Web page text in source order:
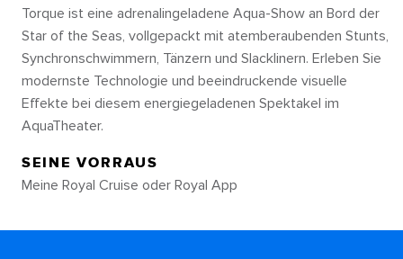
Torque ist eine adrenalingeladene Aqua-Show an Bord der
Star of the Seas, vollgepackt mit atemberaubenden Stunts,
Synchronschwimmern, Tänzern und Slacklinern. Erleben Sie
modernste Technologie und beeindruckende visuelle
Effekte bei diesem energiegeladenen Spektakel im
AquaTheater.
SEINE VORRAUS
Meine Royal Cruise oder Royal App